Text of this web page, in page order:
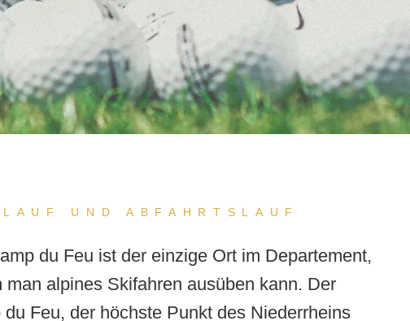
UND ABFAHRTSLAUF
du Feu ist der einzige Ort im Departement,
man alpines Skifahren ausüben kann. Der
du Feu, der höchste Punkt des Niederrheins